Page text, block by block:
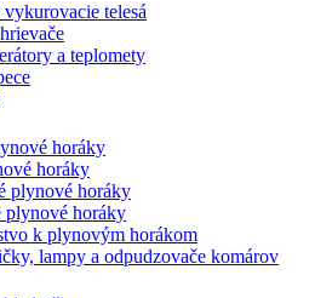
vykurovacie telesá
a teplomety
horáky
horáky
plynové horáky
plynové horáky
k plynovým horákom
lampy a odpudzovače komárov